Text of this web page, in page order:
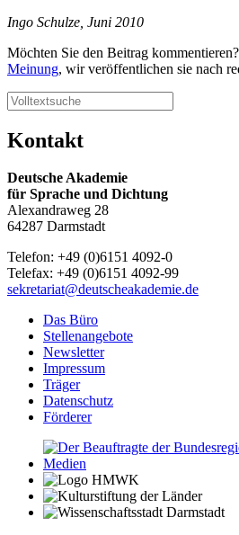
Ingo Schulze, Juni 2010
Möchten Sie den Beitrag kommentieren?
Meinung, wir veröffentlichen sie nach
Kontakt
Deutsche Akademie
für Sprache und Dichtung
Alexandraweg 28
64287 Darmstadt
Telefon: +49 (0)6151 4092-0
Telefax: +49 (0)6151 4092-99
sekretariat@deutscheakademie.de
Das Büro
Stellenangebote
Newsletter
Impressum
Träger
Datenschutz
Förderer